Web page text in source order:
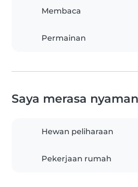
Membaca
Permainan
Saya merasa
Hewan peliharaan
Pekerjaan rumah